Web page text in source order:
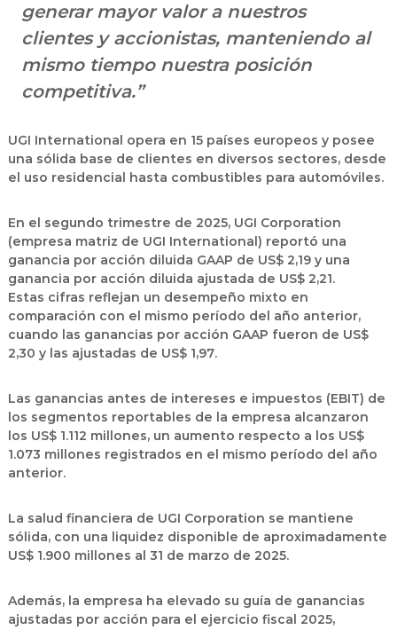
generar mayor valor a nuestros
clientes y accionistas, manteniendo al
mismo tiempo nuestra posición
competitiva.”
UGI International opera en 15 países europeos y posee
una sólida base de clientes en diversos sectores, desde
el uso residencial hasta combustibles para automóviles.
En el segundo trimestre de 2025, UGI Corporation
(empresa matriz de UGI International) reportó una
ganancia por acción diluida GAAP de US$ 2,19y una
ganancia por acción diluida ajustada de US$ 2,21.
Estas cifras reflejan un desempeño mixto en
comparación con el mismo período del año anterior,
cuando las ganancias por acción GAAP fueron de US$
2,30 y las ajustadas de US$ 1,97.
Las ganancias antes de intereses e impuestos (EBIT) de
los segmentos reportables de la empresa alcanzaron
los US$ 1.112 millones, un aumento respecto a los US$
1.073 millones registrados en el mismo período del año
anterior.
La salud financiera de UGI Corporation se mantiene
sólida, con una liquidez disponible de aproximadamente
US$ 1.900 millones al 31 de marzo de 2025.
Además, la empresa ha elevado su guía de ganancias
ajustadas por acción para el ejercicio fiscal 2025,